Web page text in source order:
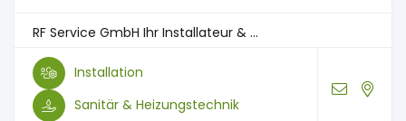
RF Service GmbH Ihr Installateur & ...
Installation
Sanitär & Heizungstechnik